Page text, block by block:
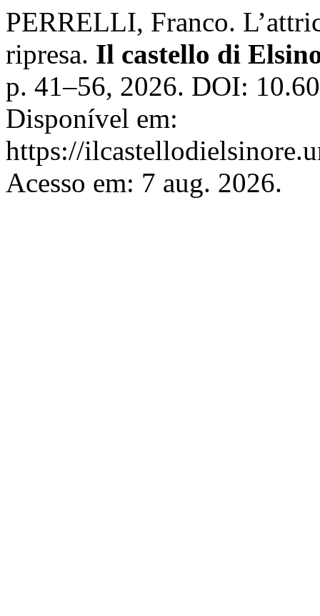
PERRELLI, Franco.
ripresa. Il castello di
p. 41–56, 2026. DOI:
Disponível em:
https://
Acesso em: 7 aug. 2026.